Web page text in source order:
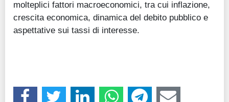
molteplici fattori macroeconomici, tra cui inflazione,
crescita economica, dinamica del debito pubblico e
aspettative sui tassi di interesse.